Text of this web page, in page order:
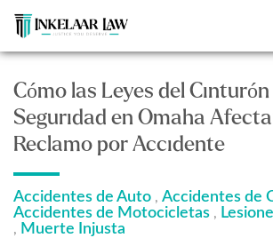
Cómo las Leyes del Cinturón
Seguridad en Omaha
Reclamo por Accidente
Accidentes de Auto , Accidentes de
Accidentes de Motocicletas ,
, Muerte Injusta